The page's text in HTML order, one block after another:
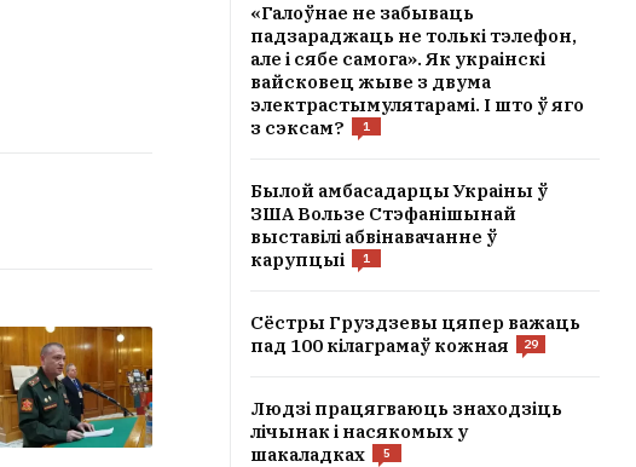
«Галоўнае не забываць
падзараджаць не толькі тэлефон,
але і сябе самога». Як украінскі
вайсковец жыве з двума
электрастымулятарамі. І што ў яго
з сэксам?
1
Былой амбасадарцы Украіны ў
ЗША Вользе Стэфанішынай
выставілі абвінавачанне ў
карупцыі
1
Сёстры Груздзевы цяпер важаць
пад 100 кілаграмаў кожная
29
Людзі працягваюць знаходзіць
лічынак і насякомых у
шакаладках
5